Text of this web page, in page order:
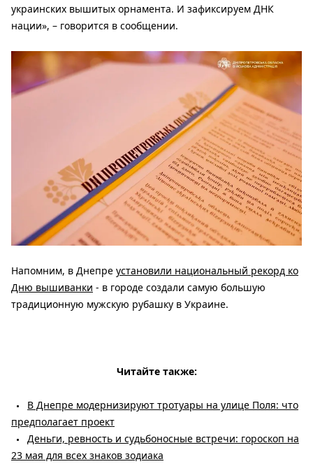
украинских вышитых орнамента. И зафиксируем ДНК
нации», – говорится в сообщении.
Напомним, в Днепре установили национальный рекорд ко
Дню вышиванки - в городе создали самую большую
традиционную мужскую рубашку в Украине.
Читайте также:
В Днепре модернизируют тротуары на улице Поля: что
предполагает проект
Деньги, ревность и судьбоносные встречи: гороскоп на
23 мая для всех знаков зодиака